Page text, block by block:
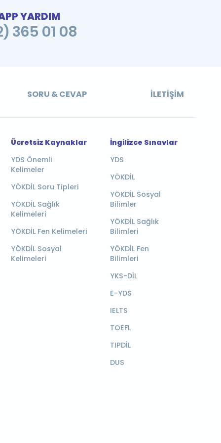
YARDIM
365 01 08
SORU & CEVAP İLETIŞIM
Ücretsiz Kaynaklar
YDS Önemli
Kelimeler
YÖKDİL Soru Tipleri
YÖKDİL Sağlık
Kelimeleri
YÖKDİL Fen Kelimeleri
YÖKDİL Sosyal
Kelimeleri
İngilizce Sınavlar
YDS
YÖKDİL
YÖKDİL Sosyal
Bilimler
YÖKDİL Sağlık
Bilimleri
YÖKDİL Fen
Bilimleri
YKS-DİL
E-YDS
IELTS
TOEFL
TIPDİL
DUS